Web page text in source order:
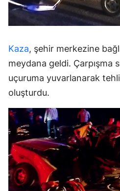
Kaza, şehir merkezine
meydana geldi. Çarpışma
uçuruma yuvarlanarak
oluşturdu.